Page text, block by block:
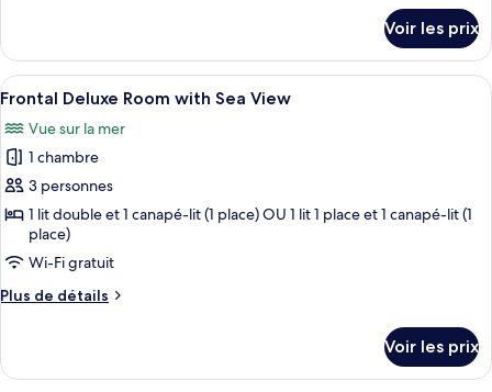
with
Private
Pool
le
type
de
4
Bedroom
with
Private
Pool
Voir les prix
Afficher
toutes
les
photos
pour
ce
type
de
chambre :
Room
Une chambre d’hôtel avec un lit, un
9
Frontal Deluxe Room with Sea View
Vue sur la mer
1 chambre
3 personnes
1 lit double et 1 canapé-lit (1 place) OU 1 lit 1 place et 1 canapé-lit (1
place)
Wi-Fi gratuit
Plus de détails
Plus
le
Voir les prix